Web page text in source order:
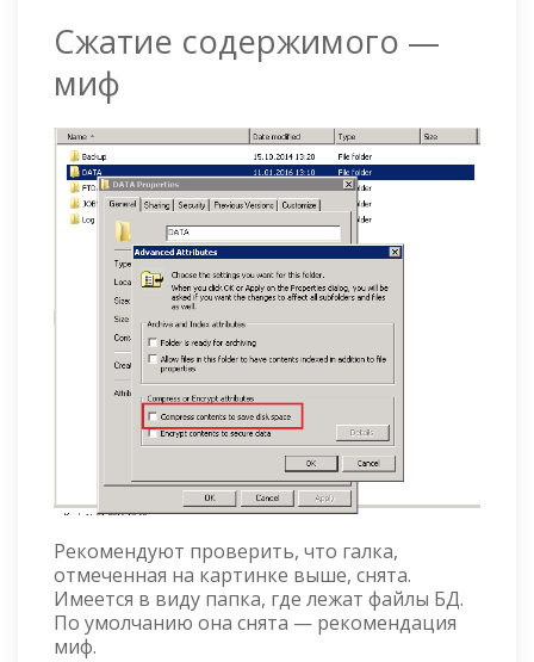
Сжатие содержимого —
миф
Рекомендуют проверить, что галка,
отмеченная на картинке выше, снята.
Имеется в виду папка, где лежат файлы БД.
По умолчанию она снята — рекомендация
миф.